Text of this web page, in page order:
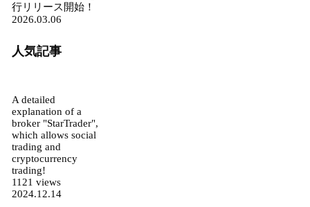
行リリース開始！
2026.03.06
人気記事
A detailed
explanation of a
broker "StarTrader",
which allows social
trading and
cryptocurrency
trading!
1121 views
2024.12.14